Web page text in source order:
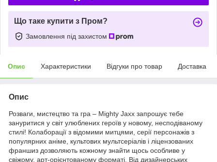
Що таке купити з Пром?
Замовлення під захистом
Опис Характеристики Відгуки про товар Доставка
Опис
Розваги, мистецтво та гра – Mighty Jaxx запрошує тебе
зануритися у світ улюблених героїв у новому, несподіваному
стилі! Колаборації з відомими митцями, серії персонажів з
популярних аніме, культових мультсеріалів і ліцензованих
франшиз дозволяють кожному знайти щось особливе у
свіжому, арт-орієнтованому форматі. Від дизайнерських